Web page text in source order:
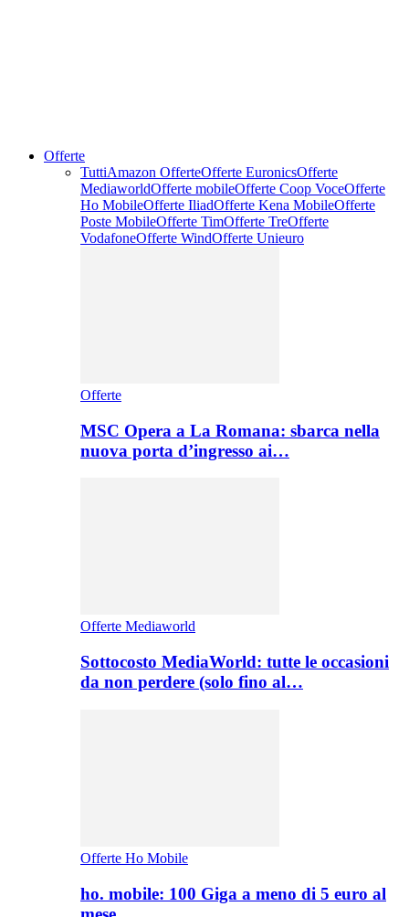
Offerte
TuttiAmazon OfferteOfferte EuronicsOfferte
MediaworldOfferte mobileOfferte Coop VoceOfferte
Ho MobileOfferte IliadOfferte Kena MobileOfferte
Poste MobileOfferte TimOfferte TreOfferte
VodafoneOfferte WindOfferte Unieuro
Offerte
MSC Opera a La Romana: sbarca nella
nuova porta d’ingresso ai…
Offerte Mediaworld
Sottocosto MediaWorld: tutte le occasioni
da non perdere (solo fino al…
Offerte Ho Mobile
ho. mobile: 100 Giga a meno di 5 euro al